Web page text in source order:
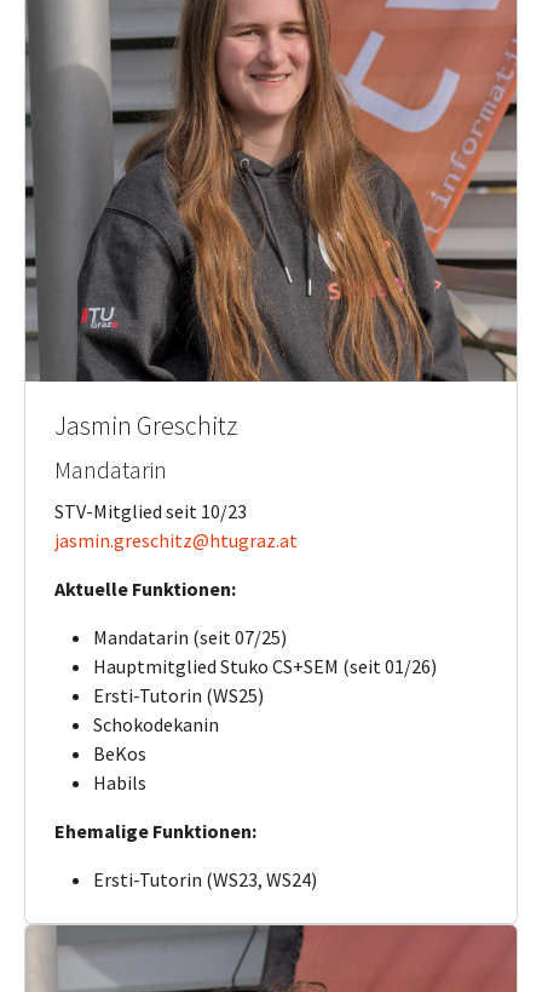
Jasmin Greschitz
Mandatarin
STV-Mitglied seit 10/23
jasmin.greschitz@htugraz.at
Aktuelle Funktionen:
Mandatarin (seit 07/25)
Hauptmitglied Stuko CS+SEM (seit 01/26)
Ersti-Tutorin (WS25)
Schokodekanin
BeKos
Habils
Ehemalige Funktionen:
Ersti-Tutorin (WS23, WS24)